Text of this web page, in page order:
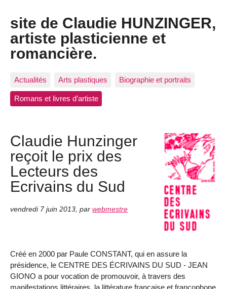
site de Claudie HUNZINGER,
artiste plasticienne et
romancière.
Actualités Arts plastiques Biographie et portraits
Romans et livres d’artiste
Claudie Hunzinger
reçoit le prix des
Lecteurs des
Ecrivains du Sud
vendredi 7 juin 2013 par webmestre
Créé en 2000 par Paule CONSTANT, qui en assure la
présidence, le CENTRE DES ÉCRIVAINS DU SUD - JEAN
GIONO a pour vocation de promouvoir, à travers des
manifestations littéraires, la littérature française et francophone